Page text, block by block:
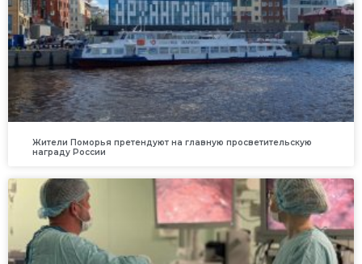
Жители Поморья претендуют на главную просветительскую
награду России